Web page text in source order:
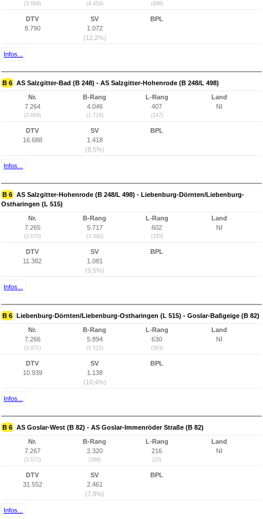
(3.668) (4.454) (488)
DTV
8.790
SV
1.072
(12,2%)
BPL
Infos...
B 6 AS Salzgitter-Bad (B 248) - AS Salzgitter-Hohenrode (B 248/L 498)
Nr.
7.264
(3.669)
B-Rang
4.046
(1.719)
L-Rang
407
(147)
Land
NI
DTV
16.688
SV
1.418
(8,5%)
BPL
Infos...
B 6 AS Salzgitter-Hohenrode (B 248/L 498) - Liebenburg-Dörnten/Liebenburg-
Ostharingen (L 515)
Nr.
7.265
(3.670)
B-Rang
5.717
(3.340)
L-Rang
602
(335)
Land
NI
DTV
11.382
SV
1.081
(9,5%)
BPL
Infos...
B 6 Liebenburg-Dörnten/Liebenburg-Ostharingen (L 515) - Goslar-Baßgeige (B 82)
Nr.
7.266
(3.671)
B-Rang
5.894
(3.515)
L-Rang
630
(363)
Land
NI
DTV
10.939
SV
1.138
(10,4%)
BPL
Infos...
B 6 AS Goslar-West (B 82) - AS Goslar-Immenröder Straße (B 82)
Nr.
7.267
(3.672)
B-Rang
2.320
(388)
L-Rang
216
(23)
Land
NI
DTV
31.552
SV
2.461
(7,8%)
BPL
Infos...